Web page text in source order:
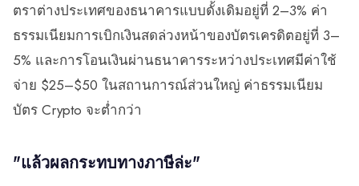
ตราต่างประเทศของธนาคารแบบดั้งเดิมอยู่ที่ 2–3% ค่า
ธรรมเนียมการเบิกเงินสดล่วงหน้าของบัตรเครดิตอยู่ที่ 3–
5% และการโอนเงินผ่านธนาคารระหว่างประเทศมีค่าใช้
จ่าย $25–$50 ในสถานการณ์ส่วนใหญ่ ค่าธรรมเนียม
บัตร Crypto จะต่ำกว่า
"แล้วผลกระทบทางภาษีล่ะ"